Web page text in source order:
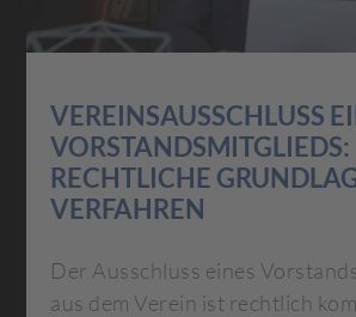
VEREINSAUSSCHLUSS
VORSTANDSMITGLIEDS:
RECHTLICHE
VERFAHREN
Der Ausschluss eines
aus dem Verein ist rechtlich